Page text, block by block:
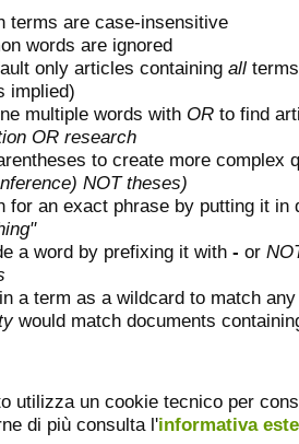
terms are case-insensitive
words are ignored
only articles containing all
implied)
multiple words with OR to find
OR research
to create more complex
NOT theses)
for an exact phrase by putting it
a word by prefixing it with - or
in a term as a wildcard to match
would match documents
utilizza un cookie tecnico per
di più consulta l'informativa